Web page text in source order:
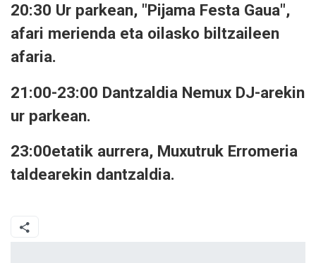
20:30 Ur parkean, "Pijama Festa Gaua",
afari merienda eta oilasko biltzaileen
afaria.
21:00-23:00 Dantzaldia Nemux DJ-arekin
ur parkean.
23:00etatik aurrera, Muxutruk Erromeria
taldearekin dantzaldia.